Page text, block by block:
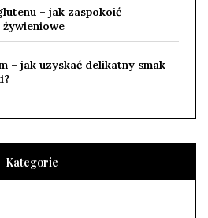
– jak zaspokoić
– jak uzyskać delikatny smak
Kategorie